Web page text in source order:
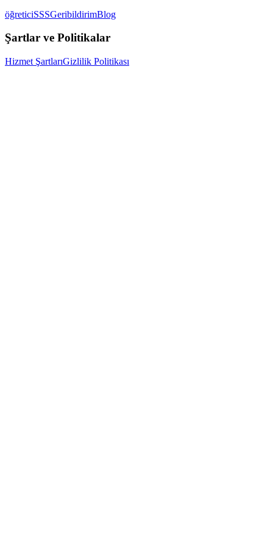
öğreticiSSSGeribildirimBlog
Şartlar ve Politikalar
Hizmet ŞartlarıGizlilik Politikası